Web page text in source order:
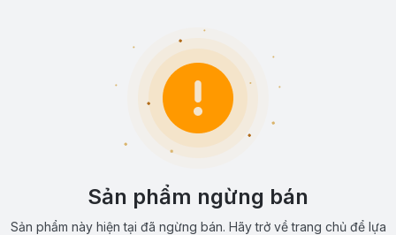
Sản phẩm ngừng bán
Sản phẩm này hiện tại đã ngừng bán. Hãy trở về trang chủ để lựa